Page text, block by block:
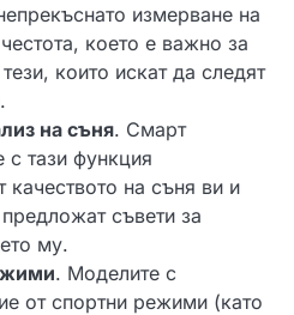
измерване на
което е важно за
които искат да следят
на съня. Смарт
с тази функция
качеството на съня ви и
съвети за
му.
. Моделите с
от спортни режими (като